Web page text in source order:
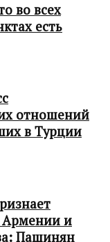
во всех
есть
отношений
в Турции
Армении и
Пашинян